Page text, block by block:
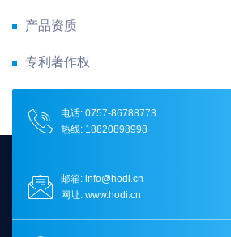
产品资质
专利著作权
电话: 0757-86788773
热线: 18820898998
邮箱: info@hodi.cn
网址: www.hodi.cn